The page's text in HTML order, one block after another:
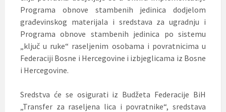
Programa obnove stambenih jedinica dodjelom
građevinskog materijala i sredstava za ugradnju i
Programa obnove stambenih jedinica po sistemu
„ključ u ruke“ raseljenim osobama i povratnicima u
Federaciji Bosne i Hercegovine i izbjeglicama iz Bosne
i Hercegovine.
Sredstva će se osigurati iz Budžeta Federacije BiH
„Transfer za raseljena lica i povratnike“, sredstava